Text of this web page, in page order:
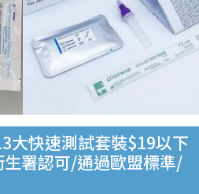
大快速測試套裝$19以下
署認可/通過歐盟標準/